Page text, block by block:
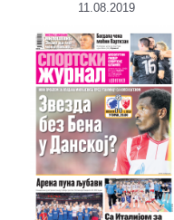
11.08.2019